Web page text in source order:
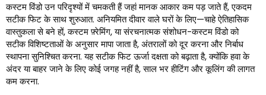
कस्टम विंडो उन परिदृश्यों में चमकती हैं जहां मानक आकार कम पड़ जाते हैं, एकदम
सटीक फिट के साथ शुरुआत. अनियमित दीवार वाले घरों के लिए—चाहे ऐतिहासिक
वास्तुकला से बने हों, कस्टम फ़्रेमिंग, या संरचनात्मक संशोधन-कस्टम विंडो को
सटीक विशिष्टताओं के अनुसार मापा जाता है, अंतरालों को दूर करना और निर्बाध
स्थापना सुनिश्चित करना. यह सटीक फिट ऊर्जा दक्षता को बढ़ाता है, क्योंकि हवा के
अंदर या बाहर जाने के लिए कोई जगह नहीं है, साल भर हीटिंग और कूलिंग की लागत
कम करना.